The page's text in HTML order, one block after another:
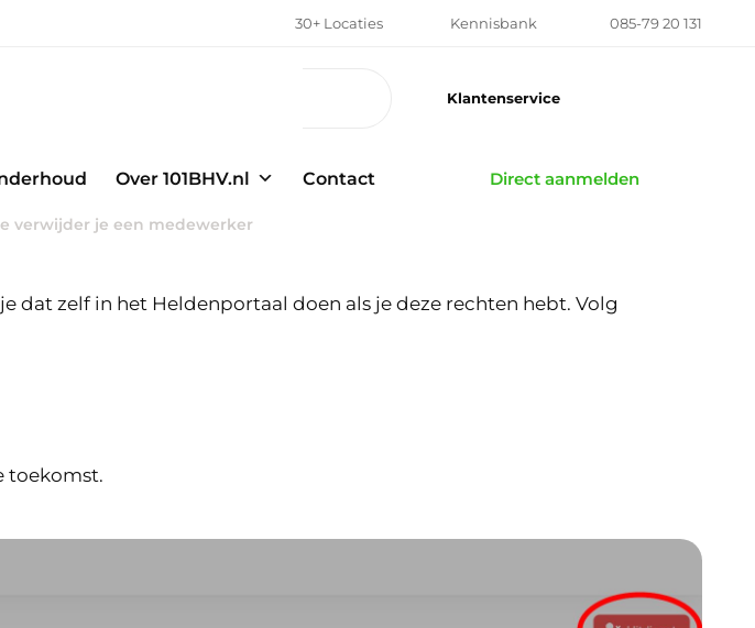
30+ Locaties Kennisbank 085-79 20 131
Klantenservice
Over 101BHV.nl Contact Direct aanmelden
verwijder je een medewerker
dat zelf in het Heldenportaal doen als je deze rechten hebt. Volg
toekomst.